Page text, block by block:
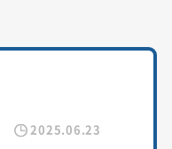
2025.06.23